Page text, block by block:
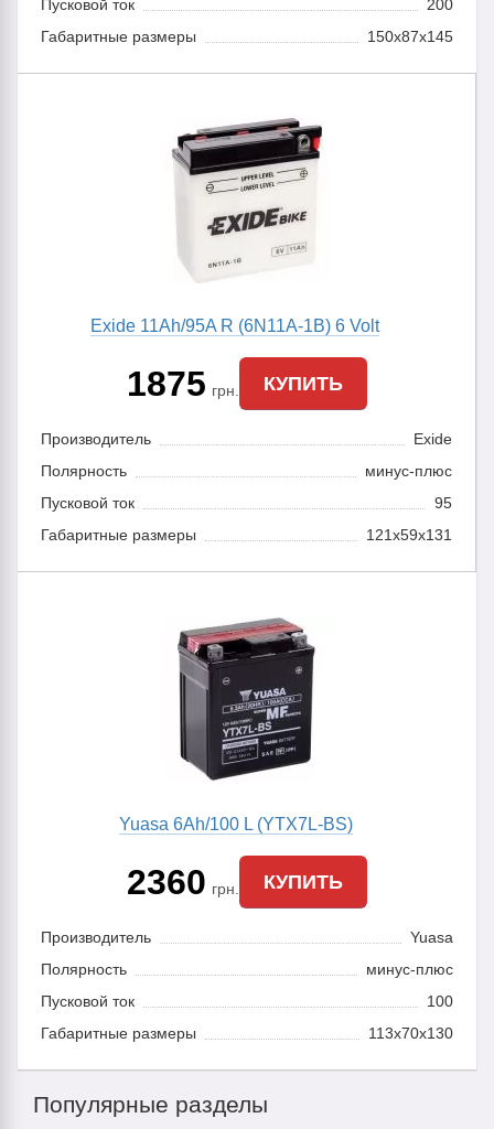
Пусковой ток
200
Габаритные размеры
150x87x145
Exide 11Ah/95A R (6N11A-1B) 6 Volt
1875 грн. КУПИТЬ
Производитель
Exide
Полярность
минус-плюс
Пусковой ток
95
Габаритные размеры
121х59х131
Yuasa 6Ah/100 L (YTX7L-BS)
2360 грн. КУПИТЬ
Производитель
Yuasa
Полярность
минус-плюс
Пусковой ток
100
Габаритные размеры
113x70x130
Популярные разделы